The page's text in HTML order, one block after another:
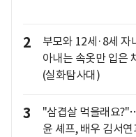
2
부모와 12세·8세 자
아내는 속옷만 입은
(실화탐사대)
3
"삼겹살 먹을래요
윤 셰프, 배우 김서